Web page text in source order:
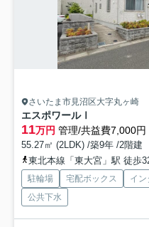
さいたま市見沼区大字丸ヶ崎
エスポワールⅠ
11万円 管理/共益費7,000円
55.27㎡ (2LDK) /築9年 /2階建
東北本線「東大宮」駅 徒歩
駐輪場 宅配ボックス イ
公共下水